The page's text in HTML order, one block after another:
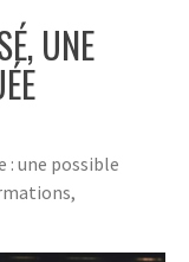
UNE
: une possible